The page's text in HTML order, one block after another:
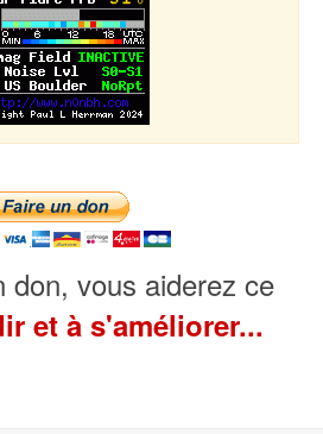
don, vous aiderez ce
et à s'améliorer...